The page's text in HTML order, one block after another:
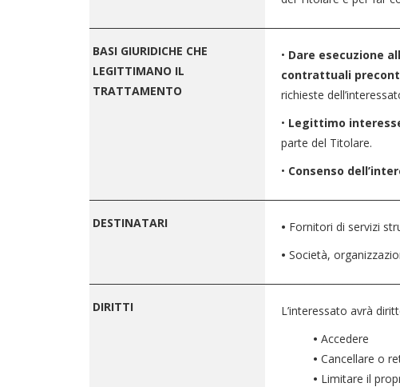
BASI GIURIDICHE CHE
LEGITTIMANO IL
TRATTAMENTO
DESTINATARI
DIRITTI
• Dare esecuzione
contrattuali
richieste
• Legittimo
parte del Titolare.
• Consenso
• Fornitori di servizi
•Società,
L’interessato avrà
•Accedere
•Cancellare o
• Limitare il